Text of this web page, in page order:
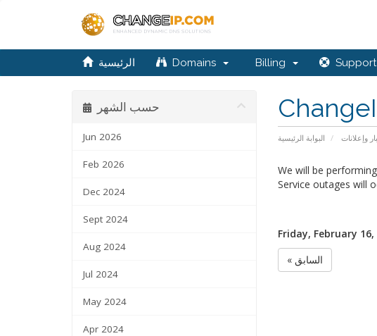
الرئيسية Domains Billing Support
البوابة الرئيسية وإعلانات
حسب الشهر
Jun 2026
Feb 2026
Dec 2024
Sept 2024
Aug 2024
Jul 2024
May 2024
Apr 2024
We will be
Service outages will
Friday, February 16,
« السابق